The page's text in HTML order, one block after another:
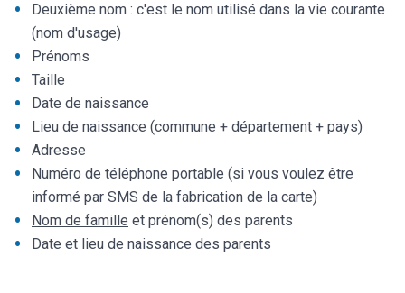
Deuxième nom : c'est le nom utilisé dans la vie courante
(nom d'usage)
Prénoms
Taille
Date de naissance
Lieu de naissance (commune + département + pays)
Adresse
Numéro de téléphone portable (si vous voulez être
informé par SMS de la fabrication de la carte)
Nom de famille et prénom(s) des parents
Date et lieu de naissance des parents